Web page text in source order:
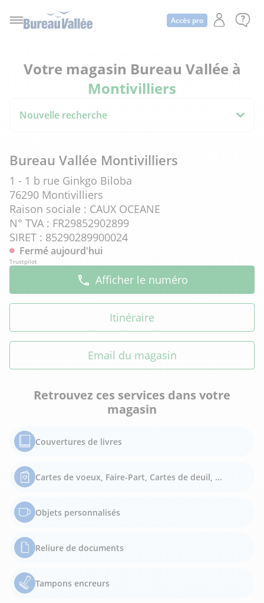
Accès pro
Votre magasin Bureau Vallée à
Montivilliers
Nouvelle recherche
Bureau Vallée Montivilliers
1 - 1 b rue Ginkgo Biloba
76290 Montivilliers
Raison sociale : CAUX OCEANE
N° TVA : FR29852902899
SIRET : 85290289900024
Fermé aujourd'hui
Trustpilot
Afficher le numéro
Itinéraire
Email du magasin
Retrouvez ces services dans votre
magasin
Couvertures de livres
Cartes de voeux, Faire-Part, Cartes de deuil, ...
Objets personnalisés
Reliure de documents
Tampons encreurs